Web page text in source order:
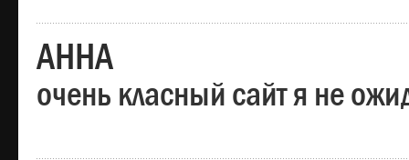
АННА
очень класный сайт я не